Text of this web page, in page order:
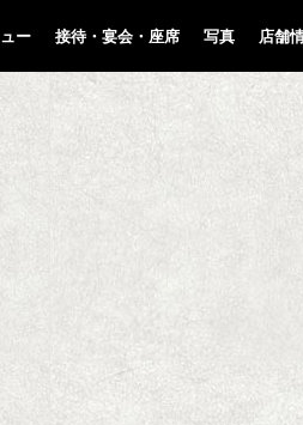
ー 接待・宴会・座席 写真 店舗